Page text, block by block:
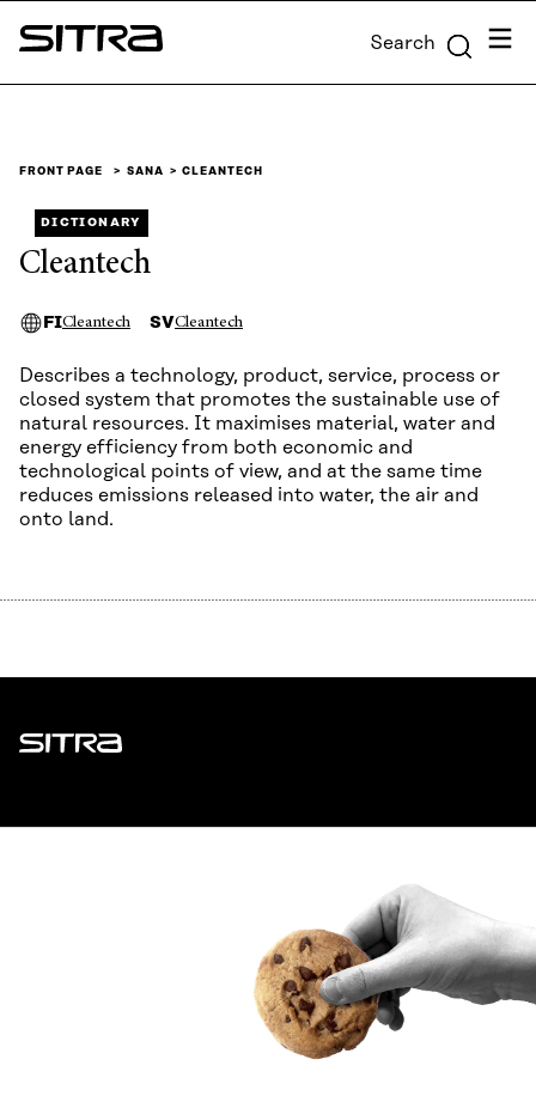
Skip to
content
Sitra Search Menu
FRONT PAGE SANA CLEANTECH
DICTIONARY
Cleantech
FICleantech SVCleantech
Describes a technology, product, service, process or
closed system that promotes the sustainable use of
natural resources. It maximises material, water and
energy efficiency from both economic and
technological points of view, and at the same time
reduces emissions released into water, the air and
onto land.
Sitra